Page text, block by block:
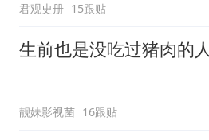
君观史册 15跟贴
生前也是没吃过猪肉的人
靓妹影视菌 16跟贴